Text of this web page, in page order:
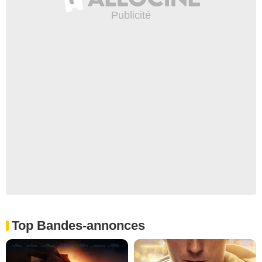
Top Bandes-annonces